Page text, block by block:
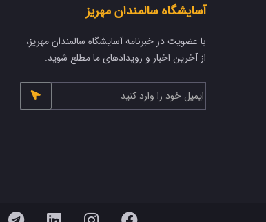
آسایشگاه سالمندان مهریز
با عضویت در خبرنامه آسایشگاه سالمندان مهریز،
از آخرین اخبار و رویدادهای ما مطلع شوید.